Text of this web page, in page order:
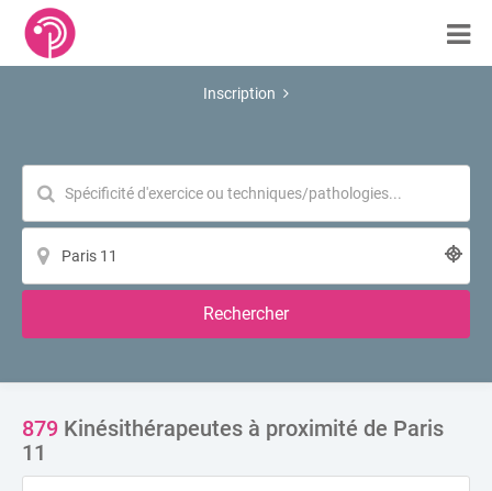
Inscription
Rechercher
879 Kinésithérapeutes à proximité de Paris
11